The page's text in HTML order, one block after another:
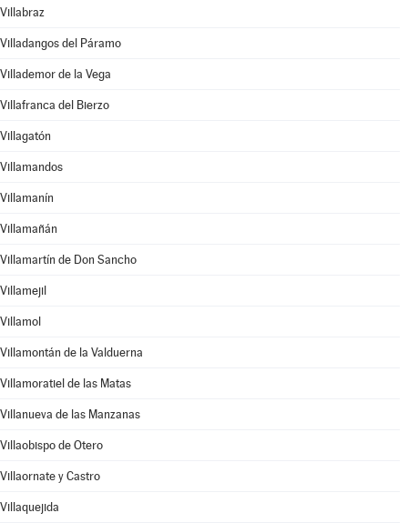
Villabraz
Villadangos del Páramo
Villademor de la Vega
Villafranca del Bierzo
Villagatón
Villamandos
Villamanín
Villamañán
Villamartín de Don Sancho
Villamejil
Villamol
Villamontán de la Valduerna
Villamoratiel de las Matas
Villanueva de las Manzanas
Villaobispo de Otero
Villaornate y Castro
Villaquejida